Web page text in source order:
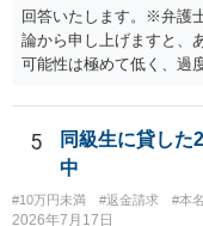
回答いたします。※弁護
論から申し上げますと、
可能性は極めて低く、過
は警察の介入を恐れて逃
体的な対応は以下の通
取りで「詐欺か」と聞い
きを行う ・万が一に備え
5
同級生に貸した
中
#10万円未満 #返金請求 #本
2026年7月17日